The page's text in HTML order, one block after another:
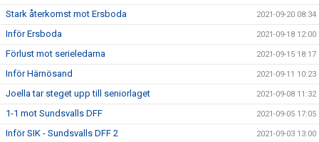
Stark återkomst mot Ersboda 2021-09-20 08:34
Inför Ersboda 2021-09-18 12:00
Förlust mot serieledarna 2021-09-15 18:17
Inför Härnösand 2021-09-11 10:23
Joella tar steget upp till seniorlaget 2021-09-08 11:32
1-1 mot Sundsvalls DFF 2021-09-05 17:05
Inför SIK - Sundsvalls DFF 2 2021-09-03 13:00